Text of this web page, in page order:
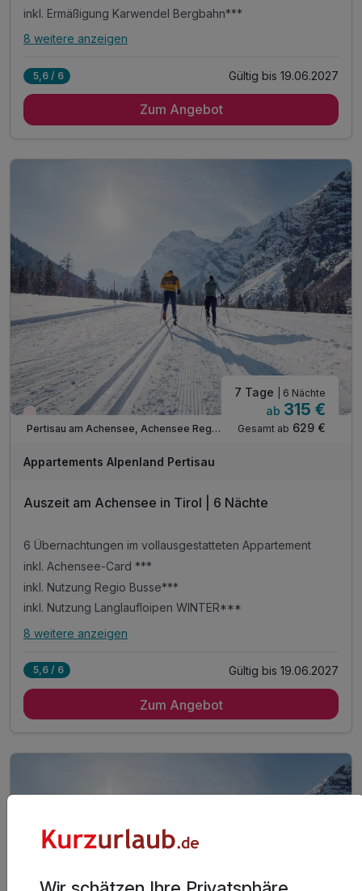
inkl. Ermäßigung Karwendel Bergbahn***
Alle Inklusivleistungen
inkl. Achensee-Card ***
inkl. Achensee Wanderprogramm SOMMER***
inkl. Ermäßigung Achenseeschifffahrt SOMMER***
Tipp: Brötchenservice auf Bestellung
Tipp: Achensee wenige Minuten zu Fuß erreichbar
ACHTUNG: Endreinigung & OT nicht inkludiert**
ACHTUNG: Aufpreis 3te & 4te Person*
8 weitere anzeigen
5,6 / 6 Gültig bis 19.06.2027
Zum Angebot
Wieder frei ab September
Pertisau am Achensee, Achensee Region
7 Tage | 6 Nächte
ab 315 €
Gesamt ab 629 €
Appartements Alpenland Pertisau
Auszeit am Achensee in Tirol | 6 Nächte
6 Übernachtungen im vollausgestatteten Appartement
inkl. Achensee-Card ***
inkl. Nutzung Regio Busse***
inkl. Nutzung Langlaufloipen WINTER***
Alle Inklusivleistungen
inkl. Achensee-Card ***
inkl. Ermäßigung Achenseeschifffahrt SOMMER***
Tipp: Brötchenservice auf Bestellung
8 weitere anzeigen
5,6 / 6 Gültig bis 19.06.2027
Zum Angebot